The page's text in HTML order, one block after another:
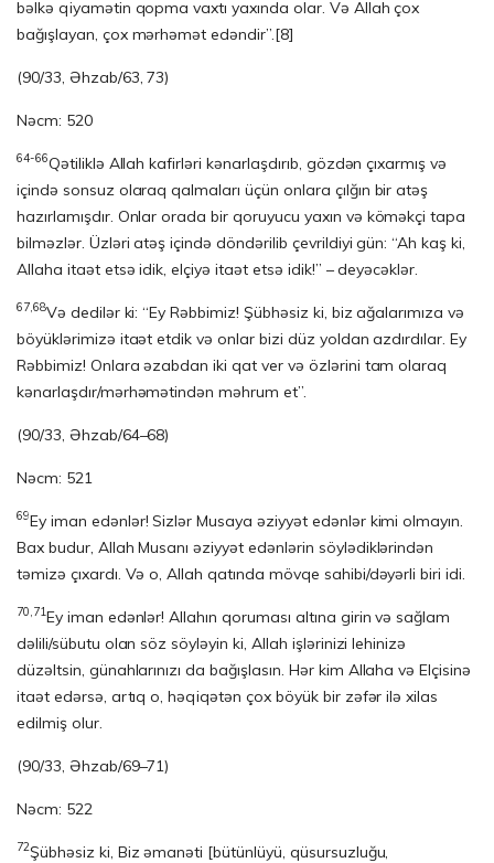
bəlkə qiyamə­tin qop­ma vaxtı yaxında olar. Və Allah çox
bağışlayan, çox mərhəmət edəndir”.[8]
(90/33, Əhzab/63, 73)
Nəcm: 520
64-66Qətiliklə Allah kafirləri kənarlaşdırıb, gözdən çıxarmış və
içində sonsuz olaraq qalmaları üçün onlara çılğın bir atəş
hazırlamışdır. Onlar orada bir qoruyucu yaxın və köməkçi tapa
bilməzlər. Üzləri atəş içində döndərilib çevrildiyi gün: “Ah kaş ki,
Allaha itaət etsə idik, elçiyə itaət etsə idik!” – deyəcəklər.
67,68Və dedilər ki: “Ey Rəbbimiz! Şübhəsiz ki, biz ağalarımıza və
böyüklərimizə itaət etdik və onlar bizi düz yoldan azdırdılar. Ey
Rəbbimiz! Onlara əzabdan iki qat ver və özlərini tam olaraq
kənarlaşdır/mərhəmətindən məhrum et”.
(90/33, Əhzab/64–68)
Nəcm: 521
69Ey iman edənlər! Sizlər Musaya əziyyət edənlər kimi olmayın.
Bax budur, Allah Musanı əziyyət edənlərin söylədiklərindən
təmizə çıxardı. Və o, Allah qatında mövqe sahibi/dəyərli biri idi.
70,71Ey iman edənlər! Allahın qoruması altına girin və sağlam
dəlili/sübutu olan söz söyləyin ki, Allah işlərinizi lehinizə
düzəltsin, günahlarınızı da bağışlasın. Hər kim Allaha və Elçisinə
itaət edərsə, artıq o, həqiqətən çox böyük bir zəfər ilə xilas
edilmiş olur.
(90/33, Əhzab/69–71)
Nəcm: 522
72Şübhəsiz ki, Biz əmanəti [bütünlüyü, qüsursuzluğu,